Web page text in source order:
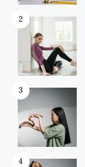
2
3
4